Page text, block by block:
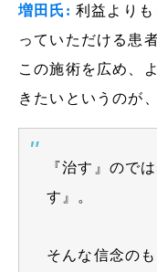
増田氏: 利益より
っていただける患
この施術を広め、
きたいというのが
『治す』ので
す』。
そんな信念の